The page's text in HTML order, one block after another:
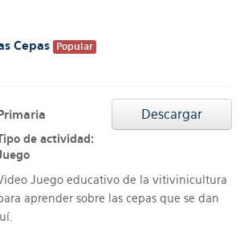
Cepas
Popular
Descargar
de actividad:
Juego educativo de la vitivinicultura
aprender sobre las cepas que se dan